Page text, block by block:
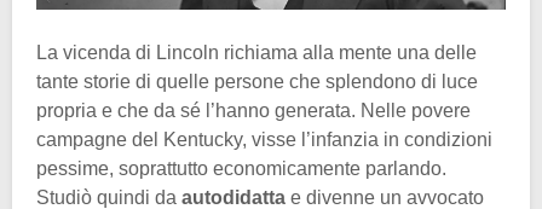
La vicenda di Lincoln richiama alla mente una delle
tante storie di quelle persone che splendono di luce
propria e che da sé l’hanno generata. Nelle povere
campagne del Kentucky, visse l’infanzia in condizioni
pessime, soprattutto economicamente parlando.
Studiò quindi da autodidatta e divenne un avvocato